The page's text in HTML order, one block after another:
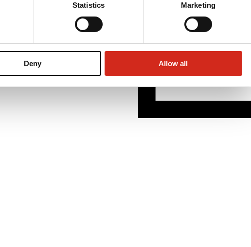
Statistics Marketing
Deny Allow all